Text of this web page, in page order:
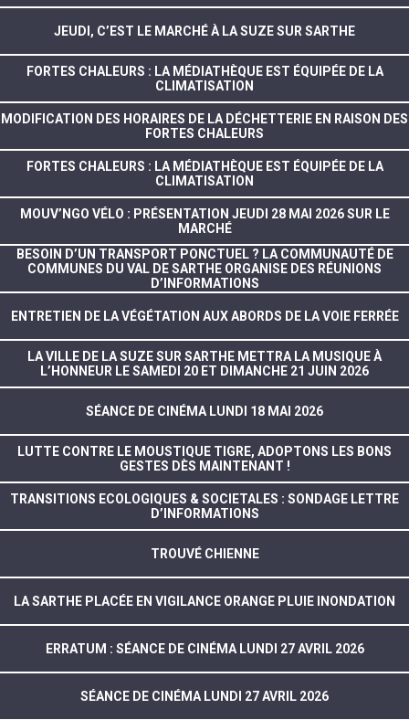
JEUDI, C’EST LE MARCHÉ À LA SUZE SUR SARTHE
FORTES CHALEURS : LA MÉDIATHÈQUE EST ÉQUIPÉE DE LA
CLIMATISATION
MODIFICATION DES HORAIRES DE LA DÉCHETTERIE EN RAISON DES
FORTES CHALEURS
FORTES CHALEURS : LA MÉDIATHÈQUE EST ÉQUIPÉE DE LA
CLIMATISATION
MOUV’NGO VÉLO : PRÉSENTATION JEUDI 28 MAI 2026 SUR LE
MARCHÉ
BESOIN D’UN TRANSPORT PONCTUEL ? LA COMMUNAUTÉ DE
COMMUNES DU VAL DE SARTHE ORGANISE DES RÉUNIONS
D’INFORMATIONS
ENTRETIEN DE LA VÉGÉTATION AUX ABORDS DE LA VOIE FERRÉE
LA VILLE DE LA SUZE SUR SARTHE METTRA LA MUSIQUE À
L’HONNEUR LE SAMEDI 20 ET DIMANCHE 21 JUIN 2026
SÉANCE DE CINÉMA LUNDI 18 MAI 2026
LUTTE CONTRE LE MOUSTIQUE TIGRE, ADOPTONS LES BONS
GESTES DÈS MAINTENANT !
TRANSITIONS ECOLOGIQUES & SOCIETALES : SONDAGE LETTRE
D’INFORMATIONS
TROUVÉ CHIENNE
LA SARTHE PLACÉE EN VIGILANCE ORANGE PLUIE INONDATION
ERRATUM : SÉANCE DE CINÉMA LUNDI 27 AVRIL 2026
SÉANCE DE CINÉMA LUNDI 27 AVRIL 2026